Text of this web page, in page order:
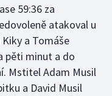
59:36 za
atakoval u
a Tomáše
pěti minut a do
Mstitel Adam Musil
a David Musil